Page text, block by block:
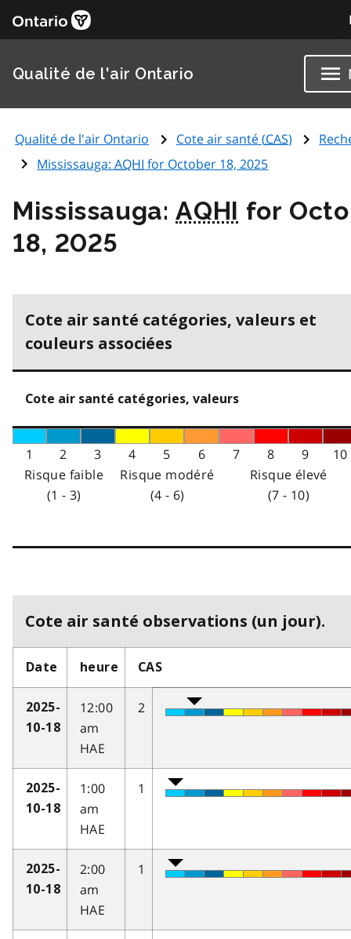
Qualité de l'air Ontario
Qualité de l'air Ontario Cote air santé (CAS)
Mississauga:AQHI for October 18, 2025
Mississauga:AQHI for
18, 2025
Cote air santé catégories, valeurs et
couleurs associées
Cote air santé catégories, valeurs
1 2 3 4 5 6 7 8 9
10
Risque faible
(1 - 3)
Risque modéré
(4 - 6)
Risque élevé
(7 - 10)
Cote air santé observations (un jour).
Date heure CAS
2025-
10-18
12:00
am
HAE
2
2025-
10-18
1:00
am
HAE
1
2025-
10-18
2:00
am
HAE
1